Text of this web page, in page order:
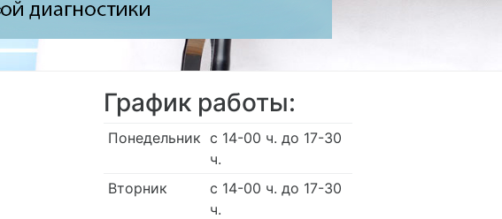
График работы:
Понедельник с 14-00 ч. до 17-30
ч.
Вторник
с 14-00 ч. до 17-30
ч.